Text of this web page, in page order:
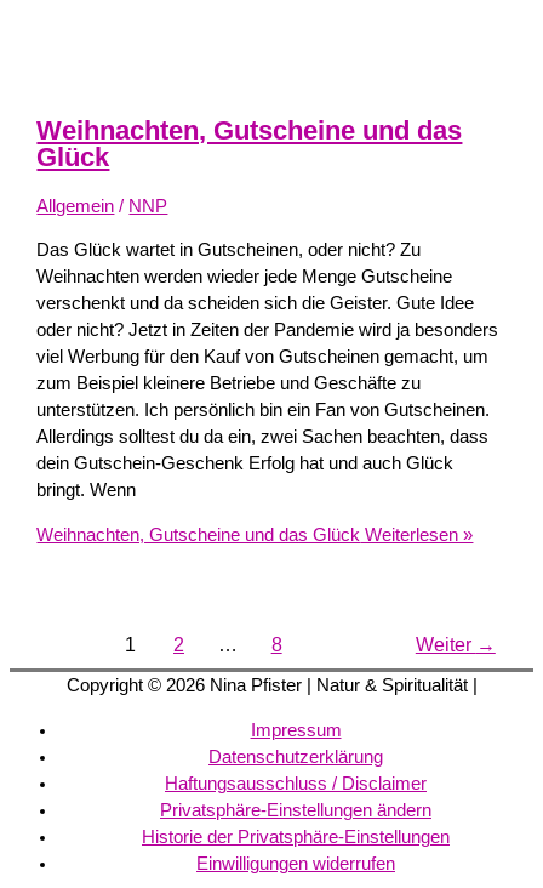
Weihnachten, Gutscheine und das
Glück
Allgemein / NNP
Das Glück wartet in Gutscheinen, oder nicht? Zu
Weihnachten werden wieder jede Menge Gutscheine
verschenkt und da scheiden sich die Geister. Gute Idee
oder nicht? Jetzt in Zeiten der Pandemie wird ja besonders
viel Werbung für den Kauf von Gutscheinen gemacht, um
zum Beispiel kleinere Betriebe und Geschäfte zu
unterstützen. Ich persönlich bin ein Fan von Gutscheinen.
Allerdings solltest du da ein, zwei Sachen beachten, dass
dein Gutschein-Geschenk Erfolg hat und auch Glück
bringt. Wenn
Weihnachten, Gutscheine und das Glück Weiterlesen »
1 2 … 8 Weiter →
Copyright © 2026 Nina Pfister| Natur & Spiritualität |
Impressum
Datenschutzerklärung
Haftungsausschluss / Disclaimer
Privatsphäre-Einstellungen ändern
Historie der Privatsphäre-Einstellungen
Einwilligungen widerrufen